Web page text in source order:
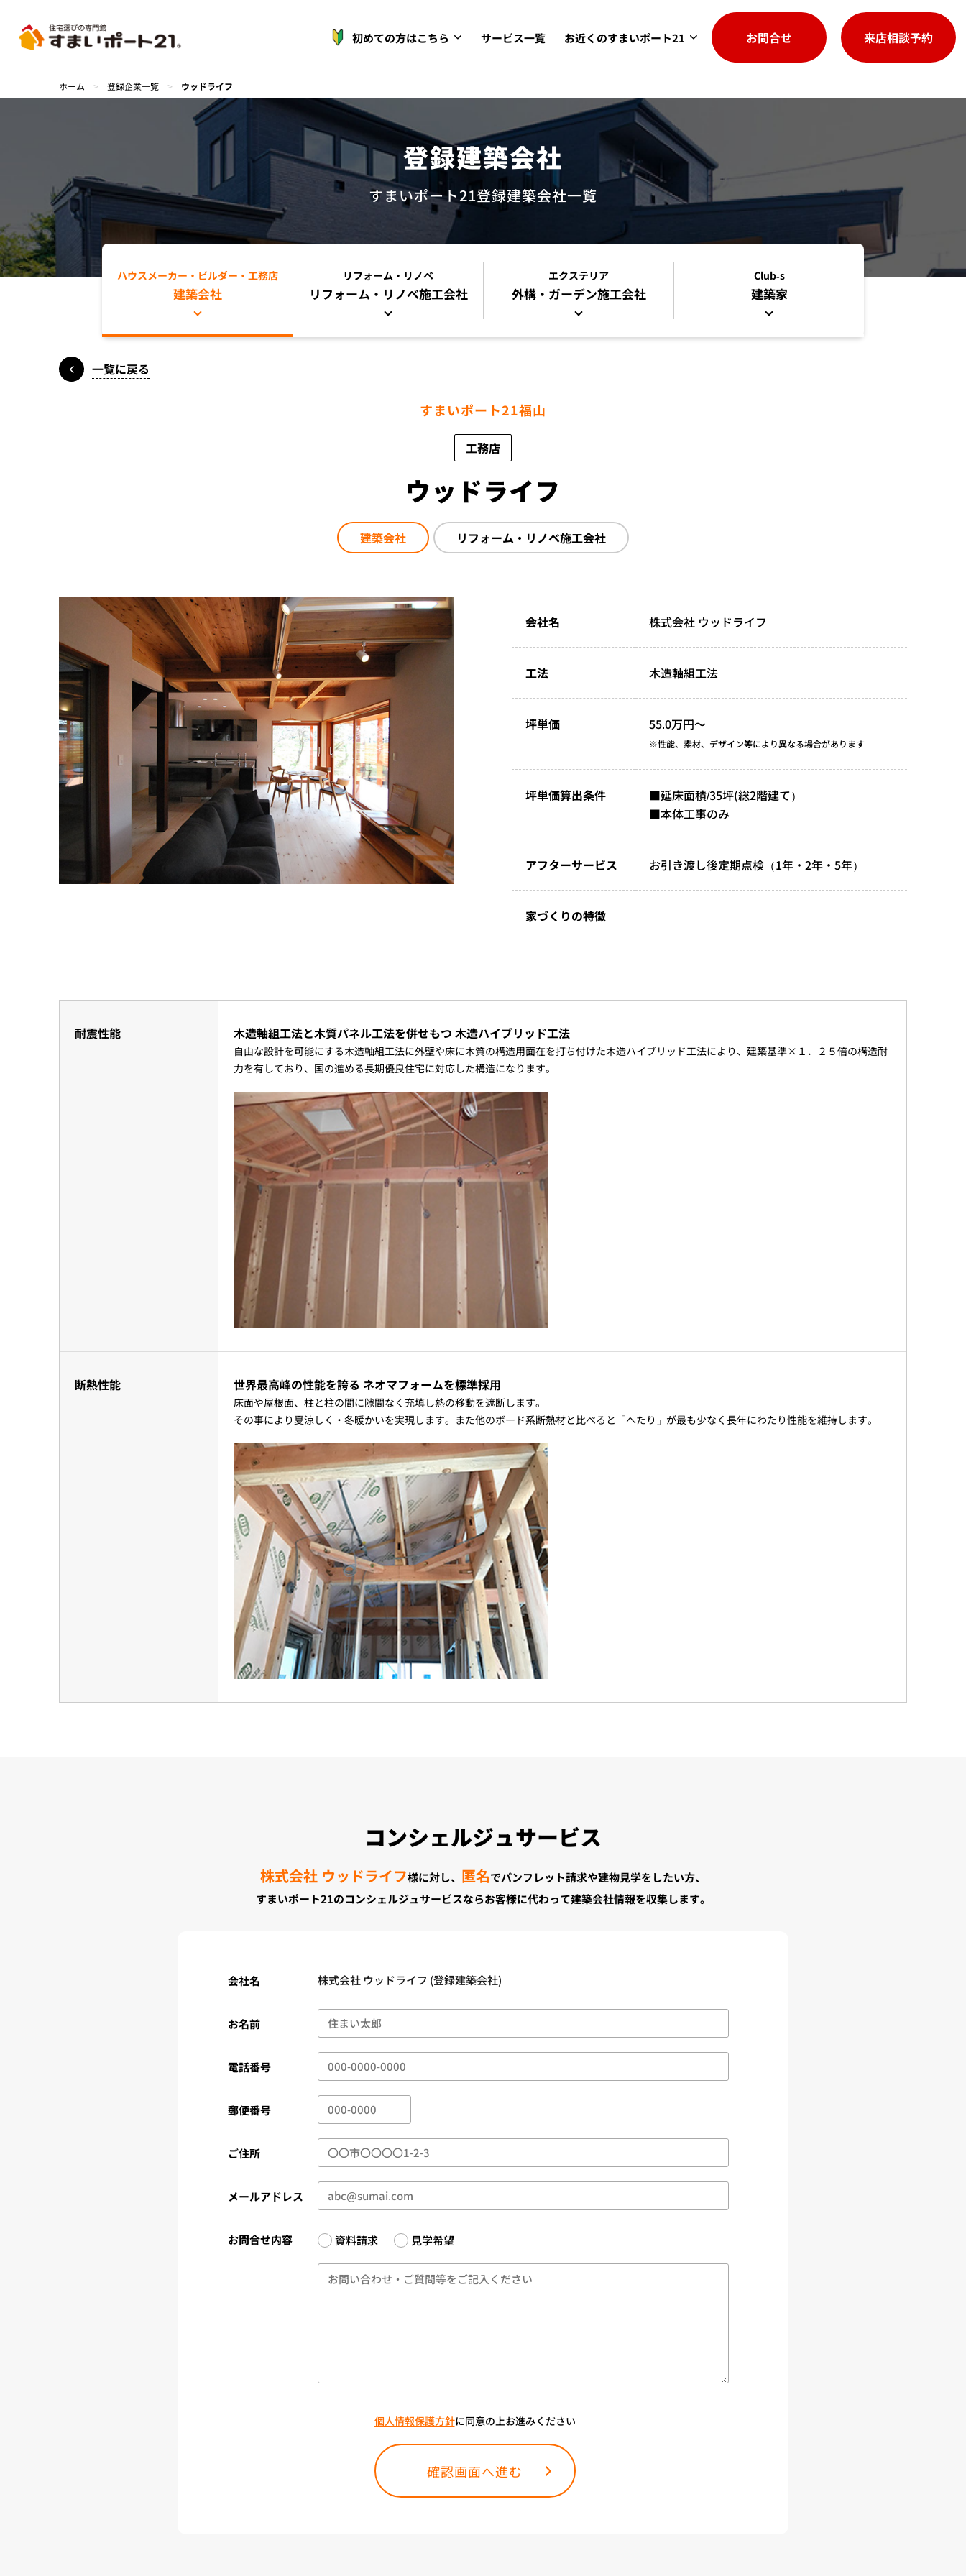
初めての方はこちら サービス一覧 お近くのすまいポート21 お問合せ 来店相談予約
ホーム > 登録企業一覧 > ウッドライフ
登録建築会社
すまいポート21登録建築会社一覧
ハウスメーカー・ビルダー・工務店
建築会社
リフォーム・リノベ
リフォーム・リノベ施工会社
エクステリア
外構・ガーデン施工会社
Club-s
建築家
一覧に戻る
すまいポート21福山
工務店
ウッドライフ
建築会社 リフォーム・リノベ施工会社
会社名 株式会社 ウッドライフ
工法 木造軸組工法
坪単価 55.0万円～
※性能、素材、デザイン等により異なる場合があります
坪単価算出条件
■延床面積/35坪(総2階建て）
■本体工事のみ
アフターサービス お引き渡し後定期点検（1年・2年・5年）
家づくりの特徴
耐震性能 木造軸組工法と木質パネル工法を併せもつ 木造ハイブリッド工法
自由な設計を可能にする木造軸組工法に外壁や床に木質の構造用面在を打ち付けた木造ハイブリッド工法により、建築基準×１．２５倍の構造耐
力を有しており、国の進める長期優良住宅に対応した構造になります。
断熱性能 世界最高峰の性能を誇る ネオマフォームを標準採用
床面や屋根面、柱と柱の間に隙間なく充填し熱の移動を遮断します。
その事により夏涼しく・冬暖かいを実現します。また他のボード系断熱材と比べると「へたり」が最も少なく長年にわたり性能を維持します。
コンシェルジュサービス
株式会社 ウッドライフ様に対し、 匿名でパンフレット請求や建物見学をしたい方、
すまいポート21のコンシェルジュサービスならお客様に代わって建築会社情報を収集します。
会社名
お名前
電話番号
郵便番号
ご住所
メールアドレス
お問合せ内容 資料請求 見学希望
個人情報保護方針に同意の上お進みください
確認画面へ進む